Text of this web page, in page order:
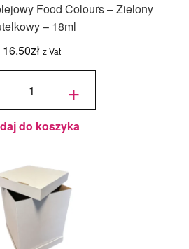
Food Colours – Zielony
– 18ml
16.50zł z Vat
- +
do koszyka